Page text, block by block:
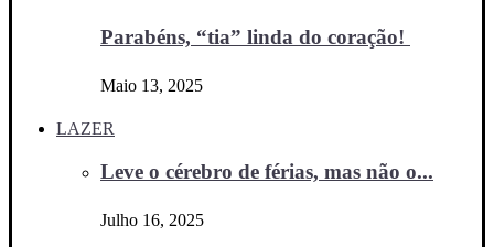
Parabéns, “tia” linda do coração!
Maio 13, 2025
LAZER
Leve o cérebro de férias, mas não o...
Julho 16, 2025